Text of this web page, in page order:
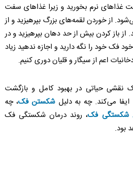
غذاهای نرم بخورید و زیرا غذاهای سفت
از خوردن لقمه‌های بزرگ بپرهیزید و از
باز کردن بیش از حد دهان بپرهیزید و در
فک خود را نگه دارید و اجازه ندهید زیاد
اعم از سیگار و قلیان دوری کنیم.
نقشی حیاتی در بهبود کامل و بازگشت
می‌کند. چه به دلیل شکستن فک، چه
شکستگی فک، روند درمان شکستگی فک
بود.